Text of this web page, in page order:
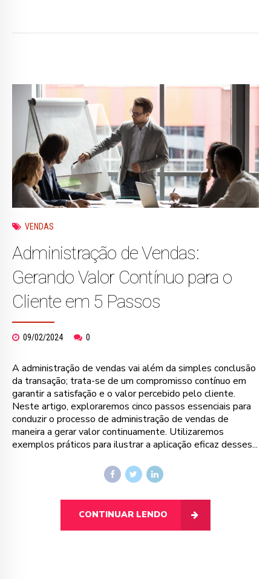
VENDAS
Administração de Vendas:
Gerando Valor Contínuo para o
Cliente em 5 Passos
09/02/2024 0
A administração de vendas vai além da simples conclusão
da transação; trata-se de um compromisso contínuo em
garantir a satisfação e o valor percebido pelo cliente.
Neste artigo, exploraremos cinco passos essenciais para
conduzir o processo de administração de vendas de
maneira a gerar valor continuamente. Utilizaremos
exemplos práticos para ilustrar a aplicação eficaz desses...
CONTINUAR LENDO